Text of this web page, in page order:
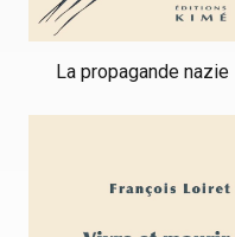
La propagande nazie